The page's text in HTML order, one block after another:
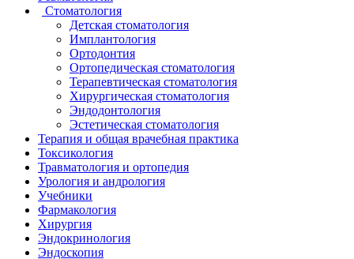
Стоматология
Детская стоматология
Имплантология
Ортодонтия
Ортопедическая стоматология
Терапевтическая стоматология
Хирургическая стоматология
Эндодонтология
Эстетическая стоматология
Терапия и общая врачебная практика
Токсикология
Травматология и ортопедия
Урология и андрология
Учебники
Фармакология
Хирургия
Эндокринология
Эндоскопия